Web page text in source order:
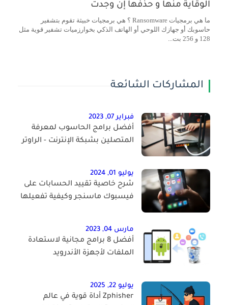
الوقاية منها و حذفها إن وجدت
ما هي برمجيات Ransomware ؟ هي برمجيات خبيثة تقوم بتشفير
حاسوبك أو جهازك اللوحي أو الهاتف الذكي بخوارزميات تشفير قوية مثل
128 و 256 بت...
المشاركات الشائعة
فبراير 07, 2023
أفضل برامج الحاسوب لمعرفة
المتصلين بشبكة الإنترنت - الراوتر
يوليو 01, 2024
شرح خاصية تقييد الحسابات على
فيسبوك ماسنجر وكيفية تفعيلها
مارس 04, 2023
أفضل 8 برامج مجانية لاستعادة
الملفات لأجهزة الأندرويد
يوليو 22, 2025
Zphisher أداة قوية في عالم